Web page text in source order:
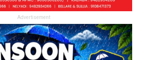
Advertisement